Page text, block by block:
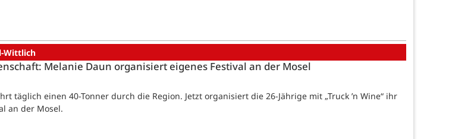
Wittlich
Melanie Daun organisiert eigenes Festival an der Mosel
täglich einen 40-Tonner durch die Region. Jetzt organisiert die 26-Jährige mit „Truck ’n Wine“ ihr
an der Mosel.